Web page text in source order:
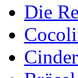
Die